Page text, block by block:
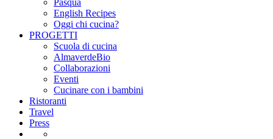
English Recipes
Oggi chi cucina?
PROGETTI
Scuola di cucina
AlmaverdeBio
Collaborazioni
Eventi
Cucinare con i bambini
Ristoranti
Travel
Press